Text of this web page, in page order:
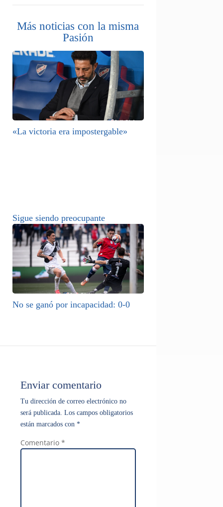
Más noticias con la misma
Pasión
«La victoria era impostergable»
Sigue siendo preocupante
No se ganó por incapacidad: 0-0
Enviar comentario
Tu dirección de correo electrónico no
será publicada. Los campos obligatorios
están marcados con *
Comentario *